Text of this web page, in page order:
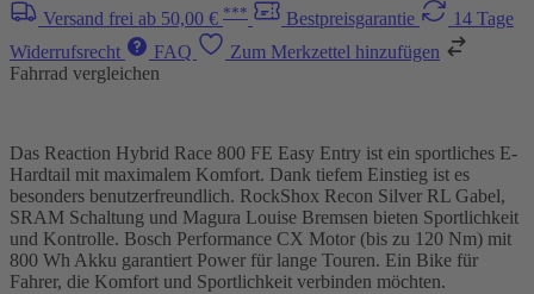
Versand frei ab 50,00 € *** Bestpreisgarantie
14 Tage
Widerrufsrecht
FAQ
Zum Merkzettel hinzufügen
Fahrrad vergleichen
Das Reaction Hybrid Race 800 FE Easy Entry ist ein sportliches E-
Hardtail mit maximalem Komfort. Dank tiefem Einstieg ist es
besonders benutzerfreundlich. RockShox Recon Silver RL Gabel,
SRAM Schaltung und Magura Louise Bremsen bieten Sportlichkeit
und Kontrolle. Bosch Performance CX Motor (bis zu 120 Nm) mit
800 Wh Akku garantiert Power für lange Touren. Ein Bike für
Fahrer, die Komfort und Sportlichkeit verbinden möchten.